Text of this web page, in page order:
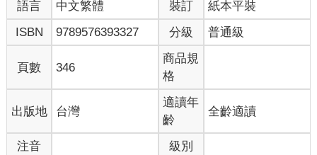
語言 中文繁體 裝訂
紙本平裝
ISBN
9789576393327 分級 普通級
頁數 346
商品規
格
出版地 台灣
適讀年
齡
全齡適讀
注音 級別